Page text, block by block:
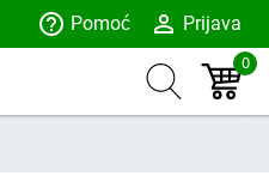
help_outline Pomoć person_outline Prijava
0